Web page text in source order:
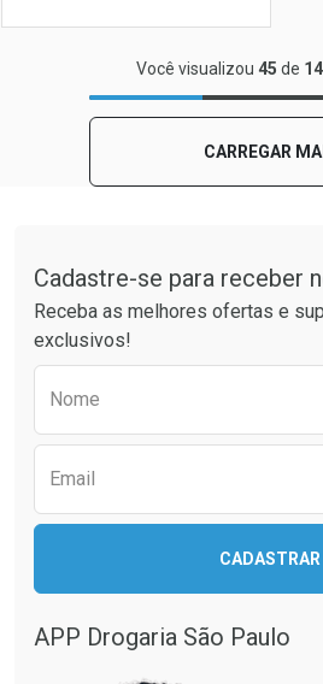
FECHAR
Laboratório
Ver Desconto Convênio
FECHAR
Por Menos
Você visualizou 45 de
CARREGAR
Cadastre-se para receber
Receba as melhores ofertas e
exclusivos!
Nome
Email
CADASTRAR
APP Drogaria São Paulo